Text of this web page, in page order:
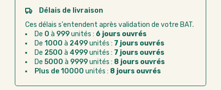
Paiement CB :paiement sécurisé par carte
Virement bancaire :règlement sur facture
après la commande
Chorus Pro :règlement par mandat
administratif après la commande
Délais de livraison
Ces délais s'entendent après validation de votre BAT.
De 0 à 999unités : 6 jours ouvrés
De 1000 à 2499unités : 7 jours ouvrés
De 2500 à 4999unités : 7 jours ouvrés
De 5000 à 9999unités : 8 jours ouvrés
Plus de 10000 unités : 8 jours ouvrés